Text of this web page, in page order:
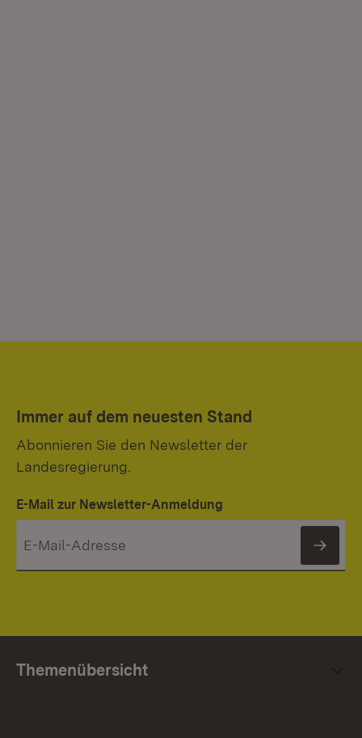
Immer auf dem neuesten Stand
Abonnieren Sie den Newsletter der
Landesregierung.
E-Mail zur Newsletter-Anmeldung
Themenübersicht